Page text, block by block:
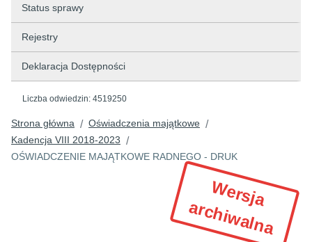
Status sprawy
Rejestry
Deklaracja Dostępności
Liczba odwiedzin: 4519250
Strona główna / Oświadczenia majątkowe /
Kadencja VIII 2018-2023 /
OŚWIADCZENIE MAJĄTKOWE RADNEGO - DRUK
W
e
r
s
ja
a
r
c
h
iw
a
ln
a